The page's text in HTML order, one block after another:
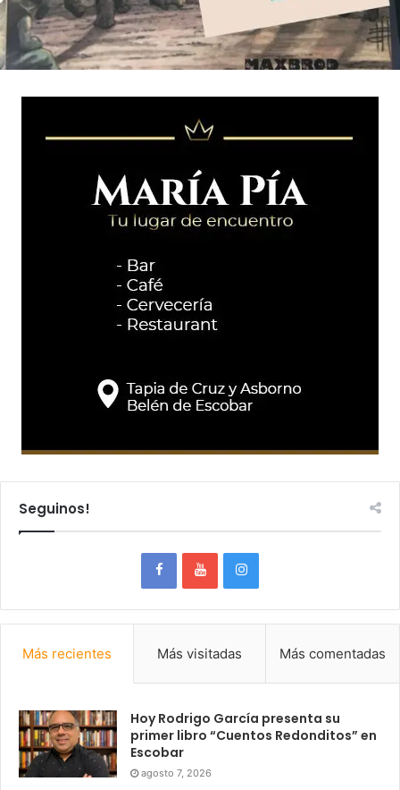
Seguinos!
Más recientes Más visitadas Más comentadas
Hoy Rodrigo García presenta su
primer libro “Cuentos Redonditos” en
Escobar
agosto 7, 2026